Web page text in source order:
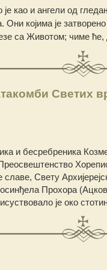
је као и ангели од
којима је
са Животом; чиме
Светих
и бесребреника
Свету
Прохора
је око